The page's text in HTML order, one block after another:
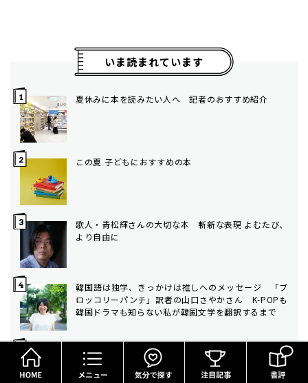
いま読まれています
夏休みに本を読みたい人へ 記者のおすすめ紹介
この夏 子どもにおすすめの本
歌人・青松輝さんの大切な本 斬新な表現 よむたび、
より自由に
韓国語は独学、きっかけは推しへのメッセージ 「ブ
ロッコリーパンチ」訳者の山口さやかさん K-POPも
韓国ドラマも知らない私が韓国文学を翻訳するまで
ドラマ「手塚治虫の戦争」主演・高良健吾さん 戦時
中の少年時代の厳しさと漫画への強い熱量を感じなが
ら